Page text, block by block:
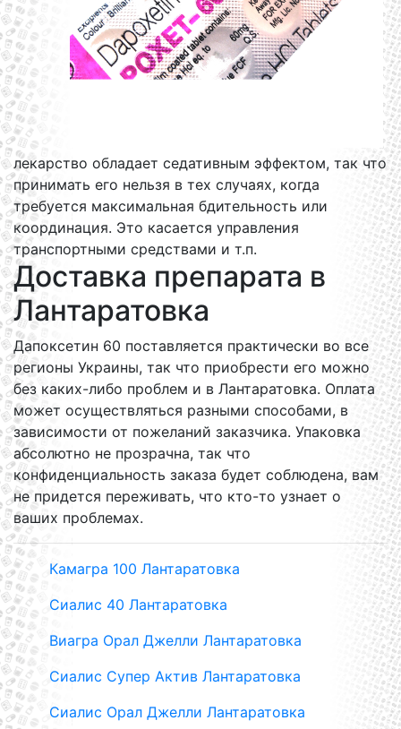
лекарство обладает седативным эффектом, так что
принимать его нельзя в тех случаях, когда
требуется максимальная бдительность или
координация. Это касается управления
транспортными средствами и т.п.
Доставка препарата в
Лантаратовка
Дапоксетин 60 поставляется практически во все
регионы Украины, так что приобрести его можно
без каких-либо проблем и в Лантаратовка. Оплата
может осуществляться разными способами, в
зависимости от пожеланий заказчика. Упаковка
абсолютно не прозрачна, так что
конфиденциальность заказа будет соблюдена, вам
не придется переживать, что кто-то узнает о
ваших проблемах.
Камагра 100 Лантаратовка
Сиалис 40 Лантаратовка
Виагра Орал Джелли Лантаратовка
Сиалис Супер Актив Лантаратовка
Сиалис Орал Джелли Лантаратовка